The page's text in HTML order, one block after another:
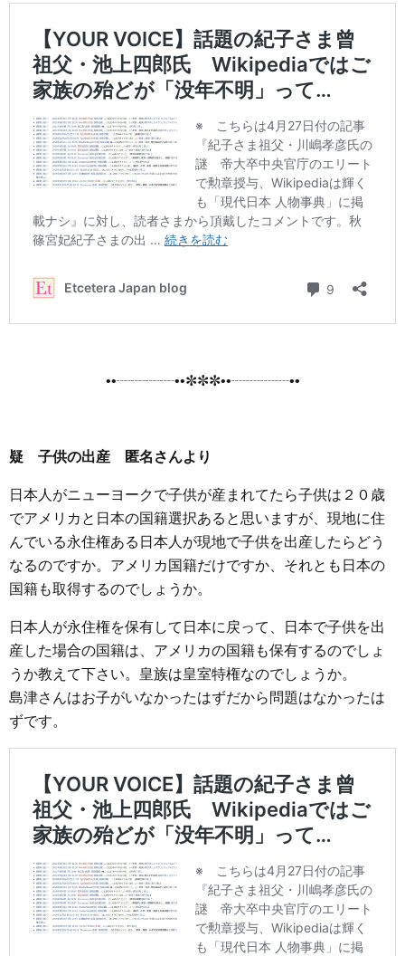
••┈┈┈┈••✼✼✼••┈┈┈┈••
疑 子供の出産 匿名さんより
日本人がニューヨークで子供が産まれてたら子供は２０歳
でアメリカと日本の国籍選択あると思いますが、現地に住
んでいる永住権ある日本人が現地で子供を出産したらどう
なるのですか。アメリカ国籍だけですか、それとも日本の
国籍も取得するのでしょうか。
日本人が永住権を保有して日本に戻って、日本で子供を出
産した場合の国籍は、アメリカの国籍も保有するのでしょ
うか教えて下さい。皇族は皇室特権なのでしょうか。
島津さんはお子がいなかったはずだから問題はなかったは
ずです。